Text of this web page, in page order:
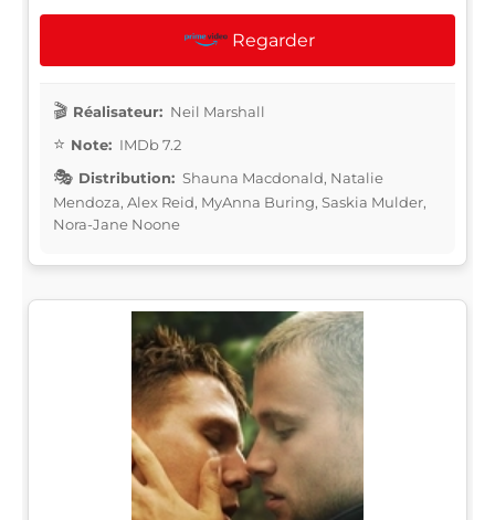
Regarder
Réalisateur: Neil Marshall
Note: IMDb 7.2
Distribution: Shauna Macdonald, Natalie
Mendoza, Alex Reid, MyAnna Buring, Saskia Mulder,
Nora-Jane Noone